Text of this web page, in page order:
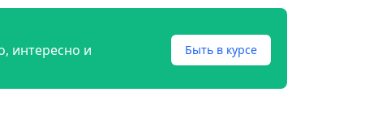
интересно и
Быть в курсе